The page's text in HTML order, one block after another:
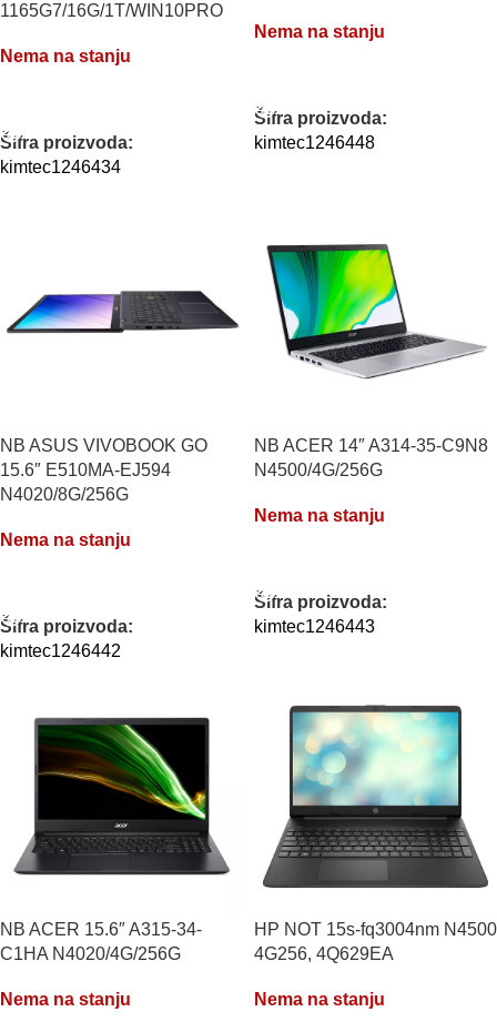
1165G7/16G/1T/WIN10PRO
Nema na stanju
Šifra proizvoda:
kimtec1246434
Nema na stanju
Šifra proizvoda:
kimtec1246448
NB ASUS VIVOBOOK GO
15.6″ E510MA-EJ594
N4020/8G/256G
Nema na stanju
Šifra proizvoda:
kimtec1246442
NB ACER 14″ A314-35-C9N8
N4500/4G/256G
Nema na stanju
Šifra proizvoda:
kimtec1246443
NB ACER 15.6″ A315-34-
C1HA N4020/4G/256G
Nema na stanju
HP NOT 15s-fq3004nm N4500
4G256, 4Q629EA
Nema na stanju